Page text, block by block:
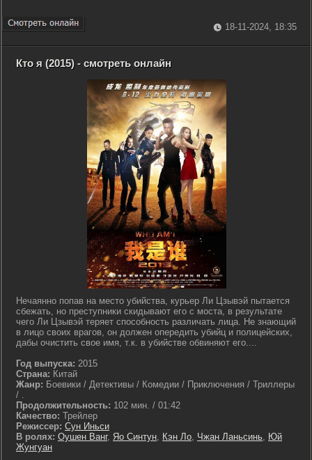
18-11-2024, 18:35
Кто я (2015) - смотреть онлайн
Нечаянно попав на место убийства, курьер Ли Цзывэй пытается
сбежать, но преступники скидывают его с моста, в результате
чего Ли Цзывэй теряет способность различать лица. Не знающий
в лицо своих врагов, он должен опередить убийц и полицейских,
дабы очистить свое имя, т.к. в убийстве обвиняют его....
Год выпуска: 2015
Страна: Китай
Жанр: Боевики / Детективы / Комедии / Приключения / Триллеры
/ .
Продолжительность: 102 мин. / 01:42
Качество: Трейлер
Режиссер: Сун Иньси
В ролях: Оушен Ванг, Яо Синтун, Кэн Ло, Чжан Ланьсинь, Юй
Жунгуан